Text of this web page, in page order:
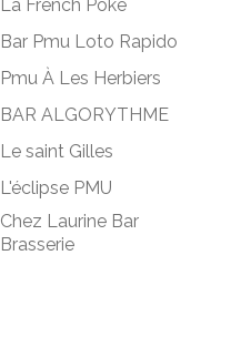
La French Poke
Bar Pmu Loto Rapido
Pmu À Les Herbiers
BAR ALGORYTHME
Le saint Gilles
L'éclipse PMU
Chez Laurine Bar
Brasserie